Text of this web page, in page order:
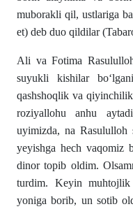
muborakli qil, ustlariga
et) deb duo qildilar
Ali va Fotima
suyukli kishilar
qashshoqlik va
roziyallohu anhu
uyimizda, na Rasululloh
yeyishga hech vaqomiz
dinor topib oldim.
turdim. Keyin
yoniga borib, un sotib